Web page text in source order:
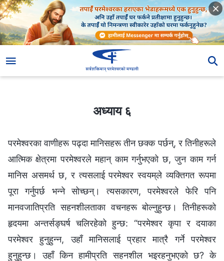
अध्याय ६
परमेश्‍वरका वाणीहरू पढ्दा मानिसहरू तीन छक्‍क पर्छन्, र तिनीहरूले
आत्मिक क्षेत्रमा परमेश्‍वरले महान् काम गर्नुभएको छ, जुन काम गर्न
मानिस असमर्थ छ, र त्यसलाई परमेश्‍वर स्‍वयम्‌ले व्यक्तिगत रूपमा
पूरा गर्नुपर्छ भन्‍ने सोच्छन्। त्यसकारण, परमेश्‍वरले फेरि पनि
मानवजातिप्रति सहनशीलताका वचनहरू बोल्‍नुहुन्छ। तिनीहरूको
हृदयमा अन्तर्सङ्घर्ष चलिरहेको हुन्छ: “परमेश्‍वर कृपा र दयाका
परमेश्‍वर हुनुहुन्‍न, उहाँ मानिसलाई प्रहार मात्रै गर्ने परमेश्‍वर
हुनुहुन्छ। उहाँ किन हामीप्रति सहनशील भइरहनुभएको छ? के